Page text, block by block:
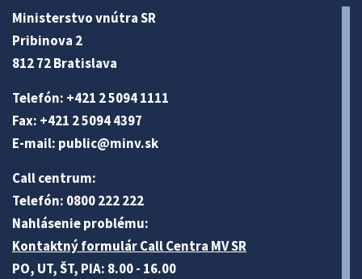
Ministerstvo vnútra SR
Pribinova 2
812 72 Bratislava
Telefón: +421 2 5094 1111
Fax: +421 2 5094 4397
E-mail: public@minv.sk
Call centrum:
Telefón: 0800 222 222
Nahlásenie problému:
Kontaktný formulár Call Centra MV SR
PO, UT, ŠT, PIA: 8.00 - 16.00